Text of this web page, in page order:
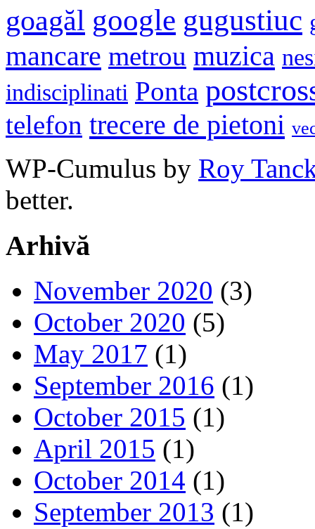
goagăl google gugustiuc
mancare metrou muzica
indisciplinati Ponta
telefon trecere de pietoni
WP-Cumulus by Roy
better.
Arhivă
November 2020 (3)
October 2020 (5)
May 2017 (1)
September 2016 (1)
October 2015 (1)
April 2015 (1)
October 2014 (1)
September 2013 (1)